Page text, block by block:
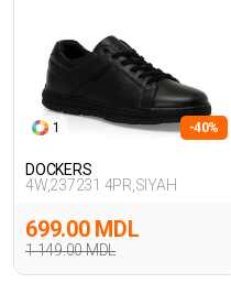
1 -40%
DOCKERS
4W,237231 4PR,SIYAH
1 149.00 MDL
699.00 MDL